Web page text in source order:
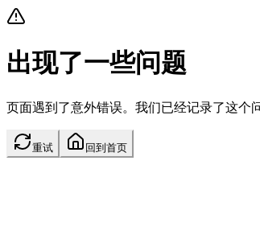
出现了一些问题
页面遇到了意外错误。我们已经记录了这个
重试 回到首页